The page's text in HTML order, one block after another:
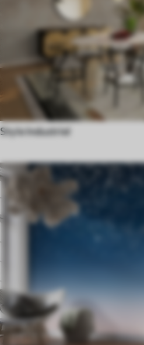
Style Industriel